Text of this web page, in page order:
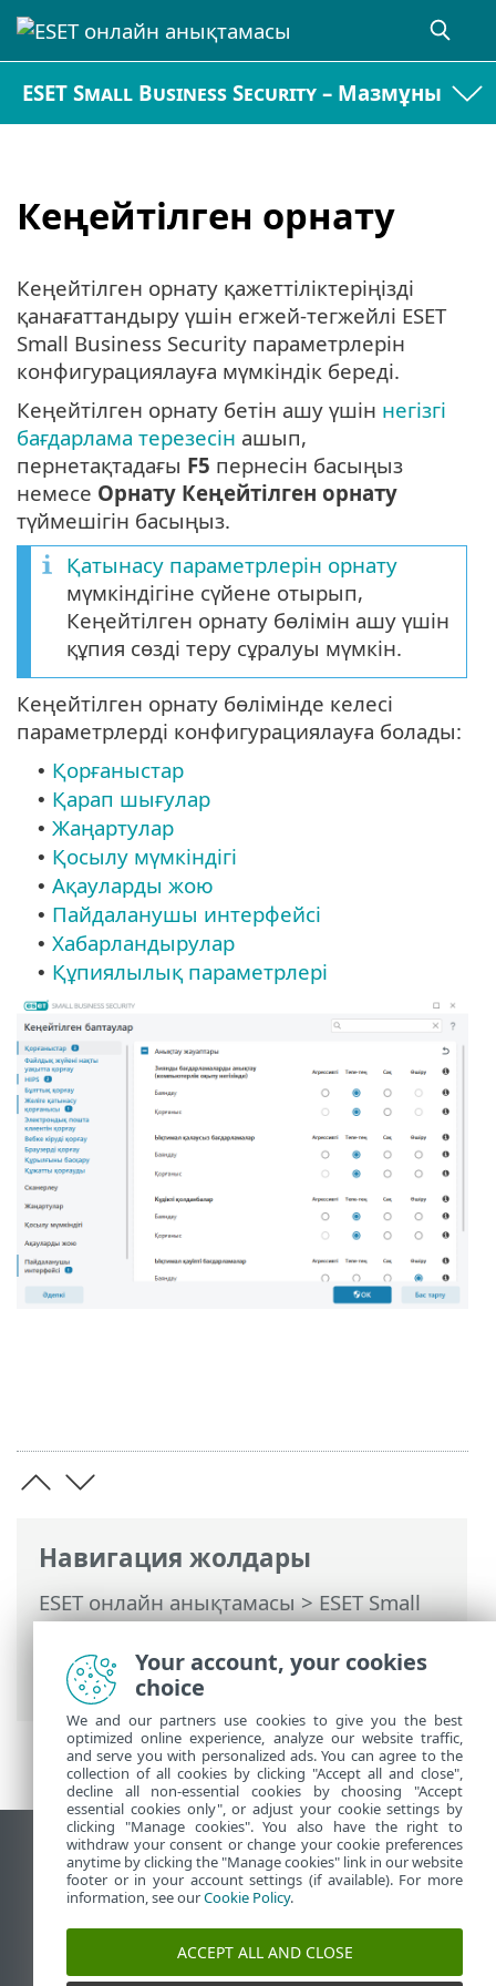
ESET Small Business Security – Мазмұны
Кеңейтілген орнату
Навигация жолдары
ESET онлайн анықтамасы>ESET Small
Business Security>ESET Small Business
Security бағдарламасымен жұмыс істеу
> Кеңейтілген орнату
Кеңейтілген орнату қажеттіліктеріңізді
қанағаттандыру үшін егжей-тегжейлі ESET
Small Business Security параметрлерін
конфигурациялауға мүмкіндік береді.
Кеңейтілген орнату бетін ашу үшін негізгі
бағдарлама терезесін ашып,
пернетақтадағы F5 пернесін басыңыз
немесе Орнату Кеңейтілген орнату
түймешігін басыңыз.
Қатынасу параметрлерін орнату
мүмкіндігіне сүйене отырып,
Кеңейтілген орнату бөлімін ашу үшін
құпия сөзді теру сұралуы мүмкін.
Кеңейтілген орнату бөлімінде келесі
параметрлерді конфигурациялауға болады:
• Қорғаныстар
• Қарап шығулар
• Жаңартулар
• Қосылу мүмкіндігі
• Ақауларды жою
• Пайдаланушы интерфейсі
• Хабарландырулар
• Құпиялылық параметрлері
Жұмыс үстеліндегі сайтты қарау
End of Life
ESET білім қоры
ESET форумы
ESET Status Portal
Your account, your cookies
choice
We and our partners use cookies to give you the best
optimized online experience, analyze our website traffic,
and serve you with personalized ads. You can agree to the
collection of all cookies by clicking "Accept all and close",
decline all non-essential cookies by choosing "Accept
essential cookies only", or adjust your cookie settings by
clicking "Manage cookies". You also have the right to
withdraw your consent or change your cookie preferences
anytime by clicking the "Manage cookies" link in our website
footer or in your account settings (if available). For more
information, see ourCookie Policy.
ACCEPT ALL AND CLOSE